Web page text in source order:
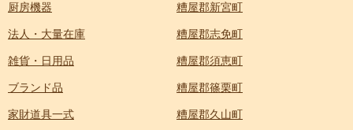
厨房機器
法人・大量在庫
雑貨・日用品
ブランド品
家財道具一式
糟屋郡新宮町
糟屋郡志免町
糟屋郡須恵町
糟屋郡篠栗町
糟屋郡久山町